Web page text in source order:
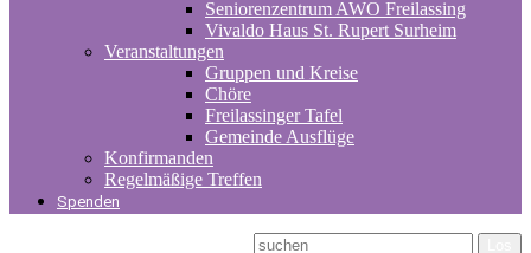
Seniorenzentrum AWO Freilassing
Vivaldo Haus St. Rupert Surheim
Veranstaltungen
Gruppen und Kreise
Chöre
Freilassinger Tafel
Gemeinde Ausflüge
Konfirmanden
Regelmäßige Treffen
Spenden